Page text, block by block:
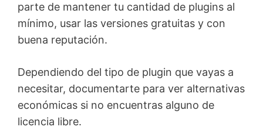
parte de mantener tu cantidad de plugins al
mínimo, usar las versiones gratuitas y con
buena reputación.
Dependiendo del tipo de plugin que vayas a
necesitar, documentarte para ver alternativas
económicas si no encuentras alguno de
licencia libre.